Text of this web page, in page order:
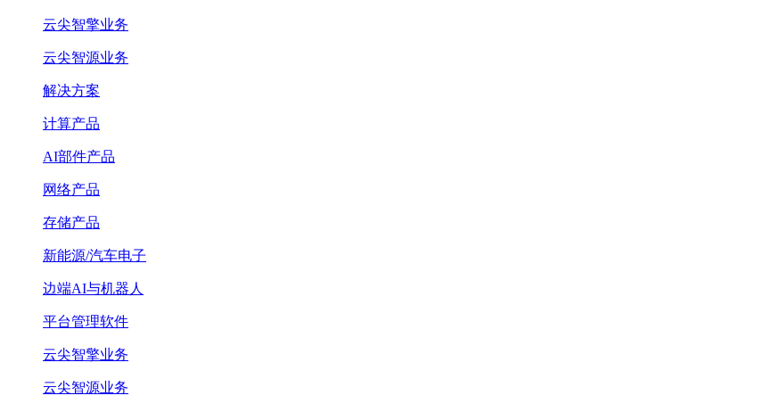
云尖智擎业务
云尖智源业务
解决方案
计算产品
AI部件产品
网络产品
存储产品
新能源/汽车电子
边端AI与机器人
平台管理软件
云尖智擎业务
云尖智源业务